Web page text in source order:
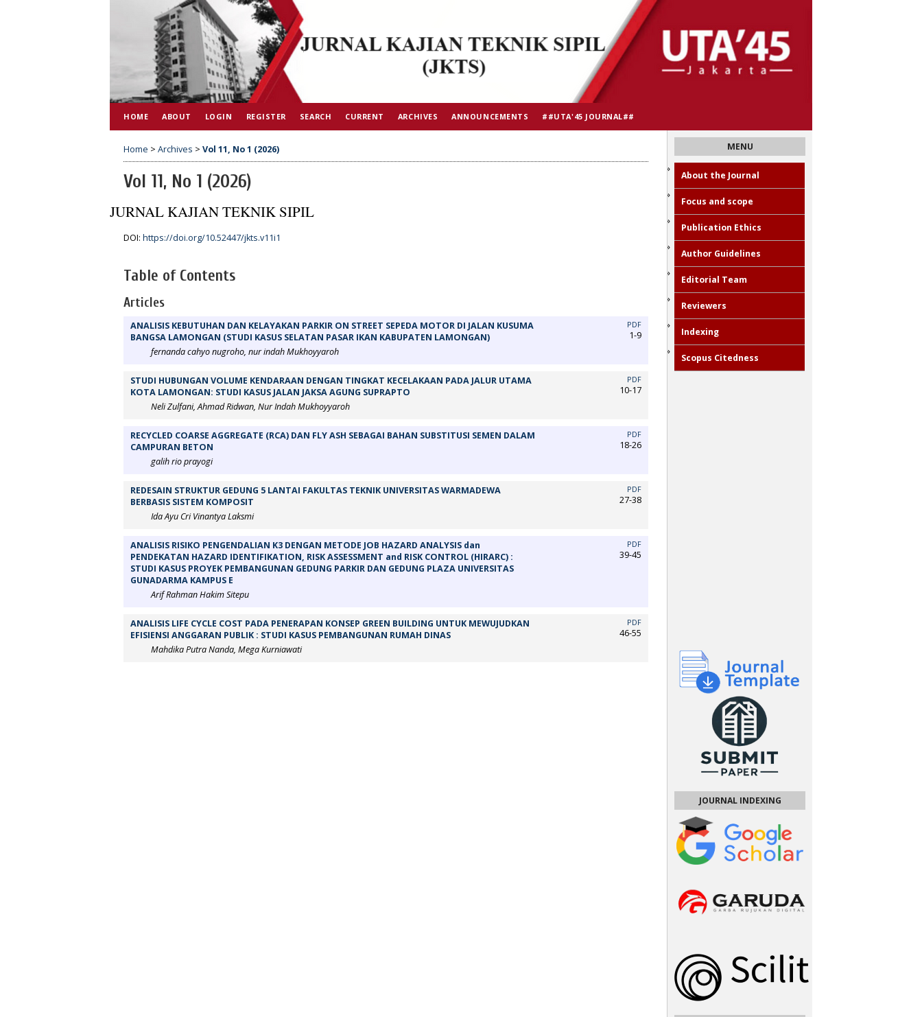
MENU
About the Journal
Focus and scope
Publication Ethics
Author Guidelines
Editorial Team
Reviewers
Indexing
Scopus Citedness
JOURNAL INDEXING
HOME ABOUT LOGIN REGISTER SEARCH CURRENT ARCHIVES ANNOUNCEMENTS ##UTA'45 JOURNAL##
Home > Archives > Vol 11, No 1 (2026)
Vol 11, No 1 (2026)
JURNAL KAJIAN TEKNIK SIPIL
DOI: https://doi.org/10.52447/jkts.v11i1
Table of Contents
Articles
ANALISIS KEBUTUHAN DAN KELAYAKAN PARKIR ON STREET SEPEDA MOTOR DI JALAN KUSUMA
BANGSA LAMONGAN (STUDI KASUS SELATAN PASAR IKAN KABUPATEN LAMONGAN)
fernanda cahyo nugroho, nur indah Mukhoyyaroh
PDF
1-9
STUDI HUBUNGAN VOLUME KENDARAAN DENGAN TINGKAT KECELAKAAN PADA JALUR UTAMA
KOTA LAMONGAN: STUDI KASUS JALAN JAKSA AGUNG SUPRAPTO
Neli Zulfani, Ahmad Ridwan, Nur Indah Mukhoyyaroh
PDF
10-17
RECYCLED COARSE AGGREGATE (RCA) DAN FLY ASH SEBAGAI BAHAN SUBSTITUSI SEMEN DALAM
CAMPURAN BETON
galih rio prayogi
PDF
18-26
REDESAIN STRUKTUR GEDUNG 5 LANTAI FAKULTAS TEKNIK UNIVERSITAS WARMADEWA
BERBASIS SISTEM KOMPOSIT
Ida Ayu Cri Vinantya Laksmi
PDF
27-38
ANALISIS RISIKO PENGENDALIAN K3 DENGAN METODE JOB HAZARD ANALYSIS dan
PENDEKATAN HAZARD IDENTIFIKATION, RISK ASSESSMENT and RISK CONTROL (HIRARC) :
STUDI KASUS PROYEK PEMBANGUNAN GEDUNG PARKIR DAN GEDUNG PLAZA UNIVERSITAS
GUNADARMA KAMPUS E
Arif Rahman Hakim Sitepu
PDF
39-45
ANALISIS LIFE CYCLE COST PADA PENERAPAN KONSEP GREEN BUILDING UNTUK MEWUJUDKAN
EFISIENSI ANGGARAN PUBLIK : STUDI KASUS PEMBANGUNAN RUMAH DINAS
Mahdika Putra Nanda, Mega Kurniawati
PDF
46-55